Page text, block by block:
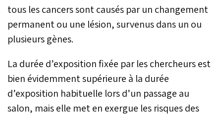
tous les cancers sont causés par un changement
permanent ou une lésion, survenus dans un ou
plusieurs gènes.
La durée d’exposition fixée par les chercheurs est
bien évidemment supérieure à la durée
d’exposition habituelle lors d’un passage au
salon, mais elle met en exergue les risques des